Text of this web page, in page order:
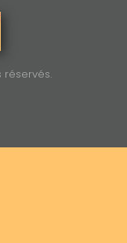
réservés.